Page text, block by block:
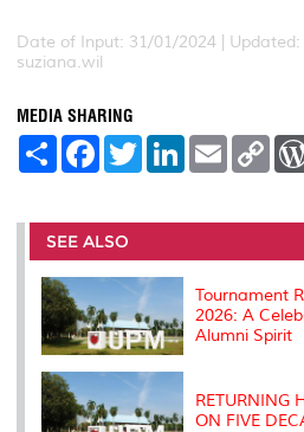
Date of Input: 31/01/2024 | Updated:
suziana.wil
MEDIA SHARING
S
e
F
a
b
o
o
k
T
w
t
r
L
e
I
E
m
l
C
L
n
SEE ALSO
Tournament
2026: A
Alumni Spirit
RETURNING
ON FIVE